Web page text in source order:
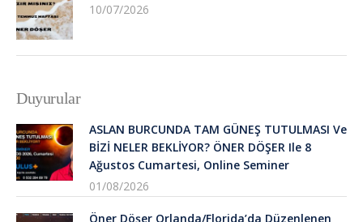
10/07/2026
Duyurular
ASLAN BURCUNDA TAM GÜNEŞ TUTULMASI Ve
BİZİ NELER BEKLİYOR? ÖNER DÖŞER Ile 8
Ağustos Cumartesi, Online Seminer
01/08/2026
Öner Döşer Orlanda/Florida’da Düzenlenen